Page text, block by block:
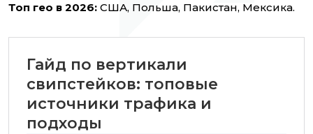
Топ гео в 2026: США, Польша, Пакистан, Мексика.
Гайд по вертикали
свипстейков: топовые
источники трафика и
подходы